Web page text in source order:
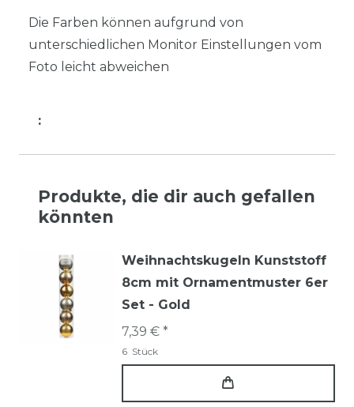
Die Farben können aufgrund von
unterschiedlichen Monitor Einstellungen vom
Foto leicht abweichen
:
Produkte, die dir auch gefallen
könnten
Weihnachtskugeln Kunststoff
8cm mit Ornamentmuster 6er
Set - Gold
7,39 € *
6 Stück